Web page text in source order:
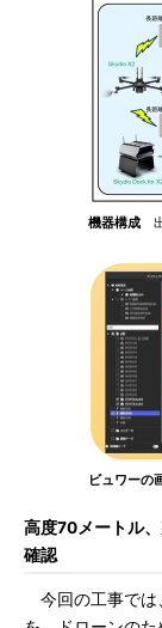
機器構成
ビュワーの
高度70メートル
確認
今回の工事では